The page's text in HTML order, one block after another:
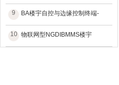
9 BA楼宇自控与边缘控制终端-
10 物联网型NGDIBMMS楼宇